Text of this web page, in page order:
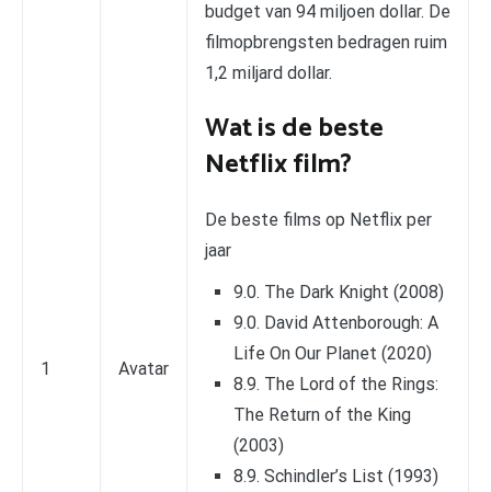
1 Avatar
budget van 94 miljoen dollar. De
filmopbrengsten bedragen ruim
1,2 miljard dollar.
Wat is de beste
Netflix film?
De beste films op Netflix per
jaar
9.0. The Dark Knight (2008)
9.0. David Attenborough: A
Life On Our Planet (2020)
8.9. The Lord of the Rings:
The Return of the King
(2003)
8.9. Schindler’s List (1993)